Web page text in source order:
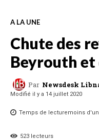
A LA UNE
Chute des
Beyrouth
Par Newsdesk
Modifié il y a 14 juillet 2020
Temps de lecturemoins
523 lecteurs